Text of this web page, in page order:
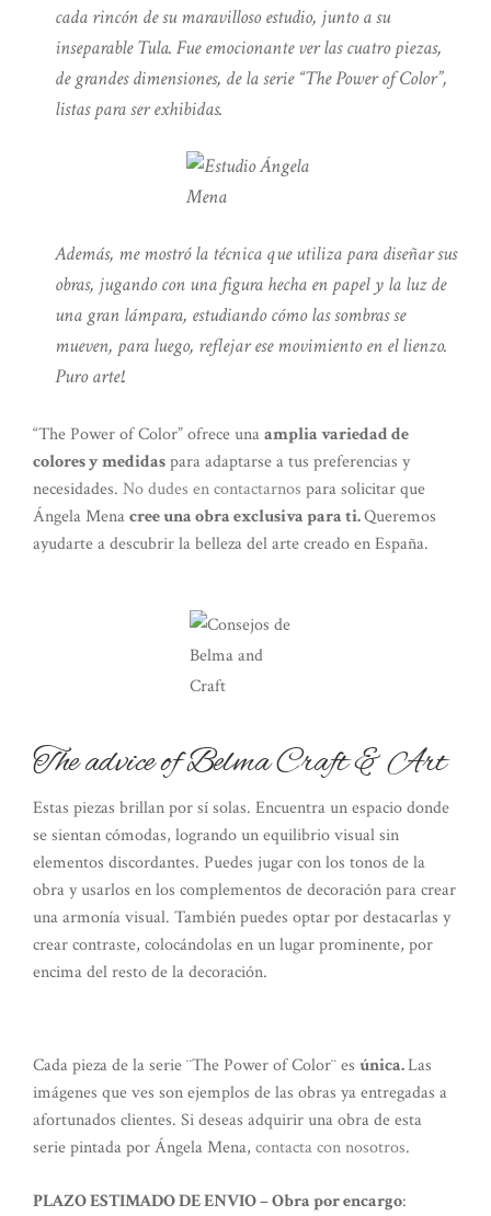
cada rincón de su maravilloso estudio, junto a su
inseparable Tula. Fue emocionante ver las cuatro piezas,
de grandes dimensiones, de la serie “The Power of Color”,
listas para ser exhibidas.
Además, me mostró la técnica que utiliza para diseñar sus
obras, jugando con una figura hecha en papel y la luz de
una gran lámpara, estudiando cómo las sombras se
mueven, para luego, reflejar ese movimiento en el lienzo.
Puro arte!.
“The Power of Color” ofrece unaamplia variedad de
colores y medidaspara adaptarse a tus preferencias y
necesidades. No dudes en contactarnos para solicitar que
Ángela Menacree una obra exclusiva para ti.Queremos
ayudarte a descubrir la belleza del arte creado en España.
The advice of Belma Craft & Art
Estas piezas brillan por sí solas. Encuentra un espacio donde
se sientan cómodas, logrando un equilibrio visual sin
elementos discordantes. Puedes jugar con los tonos de la
obra y usarlos en los complementos de decoración para crear
una armonía visual. También puedes optar por destacarlas y
crear contraste, colocándolas en un lugar prominente, por
encima del resto de la decoración.
Cada pieza de la serie ¨The Power of Color¨ es única.Las
imágenes que ves son ejemplos de las obras ya entregadas a
afortunados clientes. Si deseas adquirir una obra de esta
serie pintada por Ángela Mena, contacta con nosotros.
PLAZO ESTIMADO DE ENVIO –Obra por encargo: